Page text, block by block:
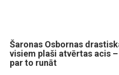
Šaronas Osbornas
visiem plaši atvērtas acis
par to runāt